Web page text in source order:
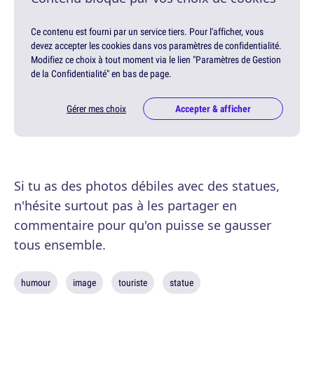
Ce contenu est fourni par un service tiers. Pour l'afficher, vous
devez accepter les cookies dans vos paramètres de confidentialité.
Modifiez ce choix à tout moment via le lien "Paramètres de Gestion
de la Confidentialité" en bas de page.
Gérer mes choix Accepter & afficher
Si tu as des photos débiles avec des statues,
n'hésite surtout pas à les partager en
commentaire pour qu'on puisse se gausser
tous ensemble.
humour image touriste statue